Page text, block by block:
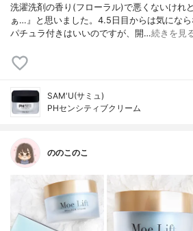
洗濯洗剤の香り(フローラル)で悪くないけれ
ぁ…』と思いました。4.5日目からは気にな
パチュラ付きはいいのですが、開…続きを見
SAM'U(サミュ)
PHセンシティブクリーム
ののこのこ